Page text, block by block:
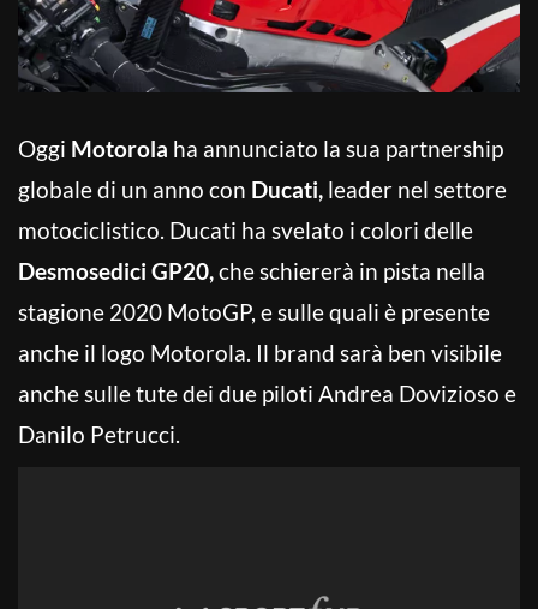
Oggi Motorola ha annunciato la sua partnership
globale di un anno con Ducati, leader nel settore
motociclistico. Ducati ha svelato i colori delle
Desmosedici GP20,che schiererà in pista nella
stagione 2020 MotoGP, e sulle quali è presente
anche il logo Motorola. Il brand sarà ben visibile
anche sulle tute dei due piloti Andrea Dovizioso e
Danilo Petrucci.